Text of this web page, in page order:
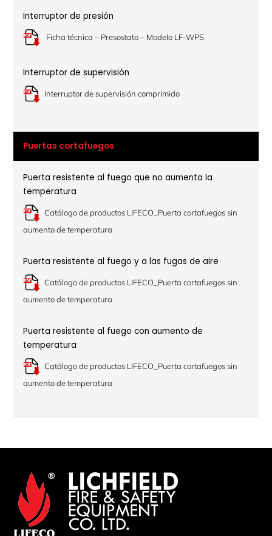
Interruptor de presión
Ficha técnica – Presostato – Modelo LF-WPS
Interruptor de supervisión
Interruptor de supervisión comprimido
Puertas cortafuegos
Puerta resistente al fuego que no aumenta la
temperatura
Catálogo de productos LIFECO_Puerta cortafuegos sin
aumento de temperatura
Puerta resistente al fuego y a las fugas de aire
Catálogo de productos LIFECO_Puerta cortafuegos sin
aumento de temperatura
Puerta resistente al fuego con aumento de
temperatura
Catálogo de productos LIFECO_Puerta cortafuegos sin
aumento de temperatura